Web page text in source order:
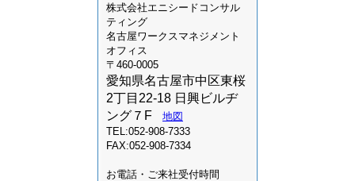
株式会社エニシードコンサル
ティング
名古屋ワークスマネジメント
オフィス
〒460-0005
愛知県名古屋市中区東桜
2丁目22-18 日興ビルヂ
ング７F
地図
TEL:052-908-7333
FAX:052-908-7334
お電話・ご来社受付時間